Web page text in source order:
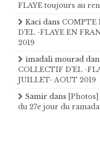
FLAYE toujours au
Kaci dans COMPTE
D'EL -FLAYE EN
2019
imadali mourad
COLLECTIF D'EL -
JUILLET- AOUT 2019
Samir dans
du 27e jour du